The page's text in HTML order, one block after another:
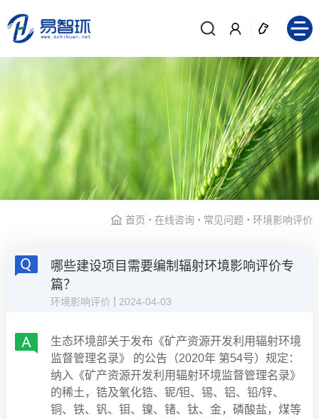
首页 ·在线咨询 · 常见问题 ·环境影响评价
哪些建设项目需要编制辐射环境影响评价专
篇？
环境影响评价 2024-04-03
生态环境部关于发布《矿产资源开发利用辐射环境
监督管理名录》 的公告（2020年 第54号）规定：
纳入《矿产资源开发利用辐射环境监督管理名录》
的稀土，锆及氧化锆、铌/钽、锡、铝、铅/锌、
铜、铁、钒、钼、镍、锗、钛、金，磷酸盐，煤等